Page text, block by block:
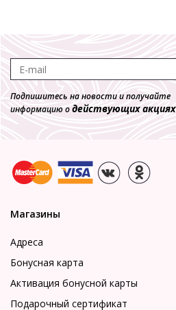
Подпишитесь на новости и получайте
информацию одействующих акциях
Магазины
Адреса
Бонусная карта
Активация бонусной карты
Подарочный сертификат